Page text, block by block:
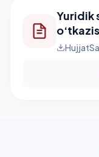
Yuridik
Hujjat